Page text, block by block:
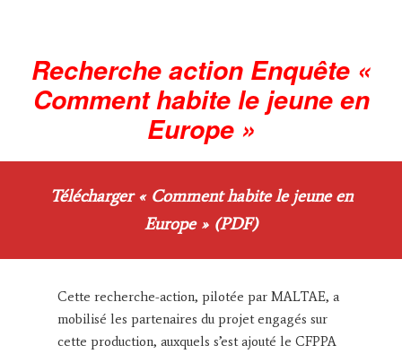
Recherche action Enquête «
Comment habite le jeune en
Europe »
Télécharger « Comment habite le jeune en
Europe » (PDF)
Cette recherche-action, pilotée par MALTAE, a
mobilisé les partenaires du projet engagés sur
cette production, auxquels s’est ajouté le CFPPA